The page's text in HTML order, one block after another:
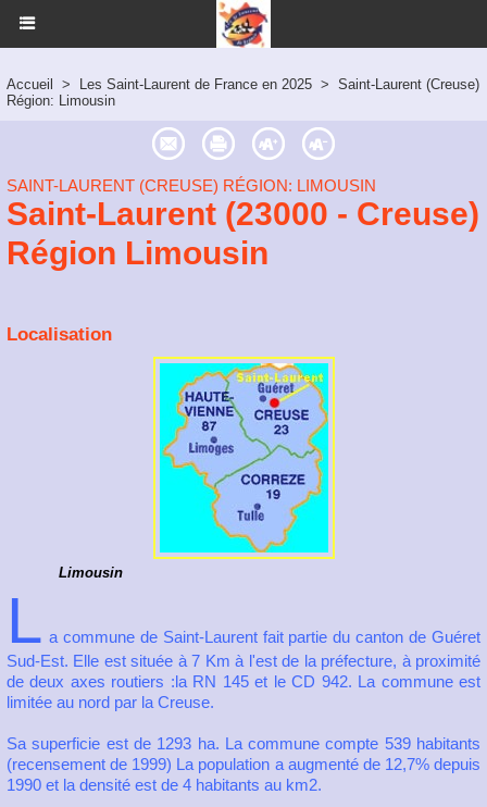
Accueil > Les Saint-Laurent de France en 2025 > Saint-Laurent (Creuse)
Région: Limousin
SAINT-LAURENT (CREUSE) RÉGION: LIMOUSIN
Saint-Laurent (23000 - Creuse)
Région Limousin
Localisation
Limousin
L a commune de Saint-Laurent fait partie du canton de Guéret
Sud-Est. Elle est située à 7 Km à l'est de la préfecture, à proximité
de deux axes routiers :la RN 145 et le CD 942. La commune est
limitée au nord par la Creuse.
Sa superficie est de 1293 ha. La commune compte 539 habitants
(recensement de 1999) La population a augmenté de 12,7% depuis
1990 et la densité est de 4 habitants au km2.